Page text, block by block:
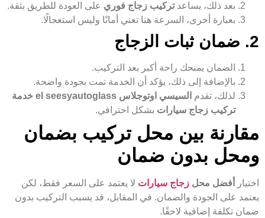
بعد ذلك، يساعدتركيب زجاج فوري على العودة للطريق بثقة.
بعبارة أخرى، السرعة هنا تعني أمانًا وليس استعجالًا.
2. ضمان ثبات الزجاج
الضمان يمنحك راحة أكبر بعد التركيب.
بالإضافة إلى ذلك، يؤكد أن الخدمة تمت بجودة واضحة.
لذلك، تقدم السيسي اوتوجلاس el seesyautoglass
خدمة
تركيب زجاج سيارات بشكل احترافي.
مقارنة بين محل تركيب بضمان
ومحل بدون ضمان
اختيار أفضل محل زجاج سيارات لا يعتمد على السعر فقط، لكن
يعتمد على الجودة والضمان. في المقابل، قد يسبب التركيب بدون
ضمان تكلفة إضافية لاحقًا.